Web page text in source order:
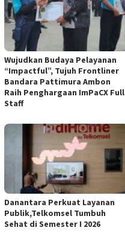
Wujudkan Budaya Pelayanan
“Impactful”, Tujuh Frontliner
Bandara Pattimura Ambon
Raih Penghargaan ImPaCX Full
Staff
Danantara Perkuat Layanan
Publik,Telkomsel Tumbuh
Sehat di Semester I 2026